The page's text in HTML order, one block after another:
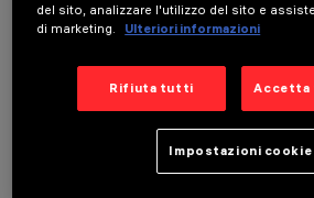
COMPONENTI
DATI TECNICI
del sito, analizzare l'utilizzo del sito e
di marketing.
Ulteriori informazioni
Rifiuta tutti Accetta
Impostazioni cookie